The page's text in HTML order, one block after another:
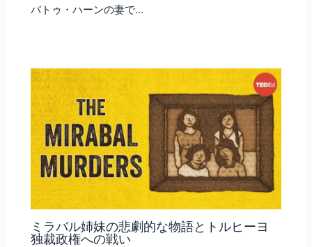
バトゥ・ハーンの妻で…
ミラバル姉妹の悲劇的な物語とトルヒーヨ
独裁政権への戦い